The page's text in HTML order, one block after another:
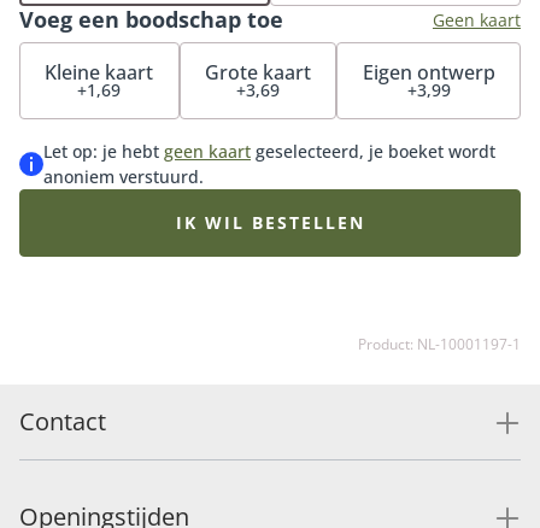
recht in onze Perfect vintage vaas, de perfecte match
voor dit boeket. Maak je cadeau helemaal af met onze
luxueuze bonbons of heerlijke chocolade.
Voeg een boodschap toe Geen kaart
Kleine kaart
+1,69
Grote kaart
+3,69
Eigen ontwerp
+3,99
Let op: je hebt geen kaart geselecteerd, je boeket wordt
anoniem verstuurd.
IK WIL BESTELLEN
Product: NL-10001197-1
Contact
Openingstijden